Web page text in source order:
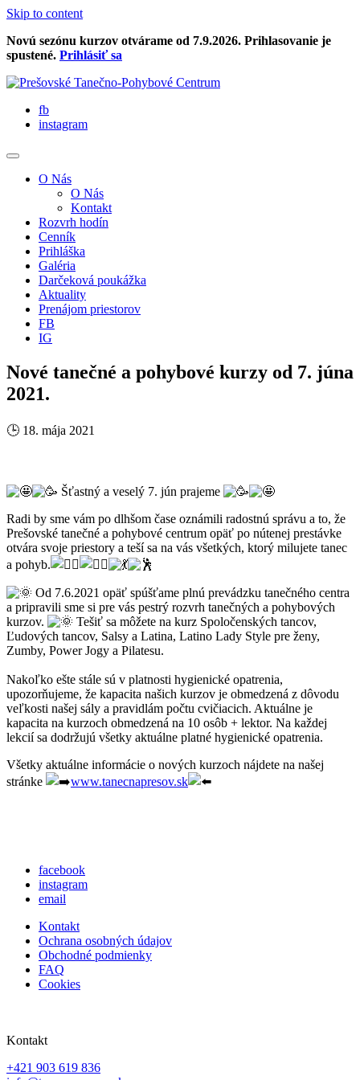
Skip to content
Novú sezónu kurzov otvárame od 7.9.2026. Prihlasovanie je
spustené. Prihlásiť sa
fb
instagram
O Nás
O Nás
Kontakt
Rozvrh hodín
Cenník
Prihláška
Galéria
Darčeková poukážka
Aktuality
Prenájom priestorov
FB
IG
Nové tanečné a pohybové kurzy od 7. júna
2021.
🕒 18. mája 2021
Šťastný a veselý 7. jún prajeme
Radi by sme vám po dlhšom čase oznámili radostnú správu a to, že
Prešovské tanečné a pohybové centrum opäť po nútenej prestávke
otvára svoje priestory a teší sa na vás všetkých, ktorý milujete tanec
a pohyb.
Od 7.6.2021 opäť spúšťame plnú prevádzku tanečného centra
a pripravili sme si pre vás pestrý rozvrh tanečných a pohybových
kurzov.
Tešiť sa môžete na kurz Spoločenských tancov,
Ľudových tancov, Salsy a Latina, Latino Lady Style pre ženy,
Zumby, Power Jogy a Pilatesu.
Nakoľko ešte stále sú v platnosti hygienické opatrenia,
upozorňujeme, že kapacita našich kurzov je obmedzená z dôvodu
veľkosti našej sály a pravidlám počtu cvičiacich. Aktuálne je
kapacita na kurzoch obmedzená na 10 osôb + lektor. Na každej
lekcií sa dodržujú všetky aktuálne platné hygienické opatrenia.
Všetky aktuálne informácie o nových kurzoch nájdete na našej
stránke
www.tanecnapresov.sk
facebook
instagram
email
Kontakt
Ochrana osobných údajov
Obchodné podmienky
FAQ
Cookies
Kontakt
+421 903 619 836